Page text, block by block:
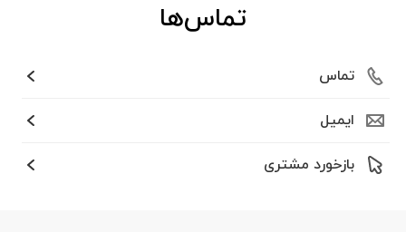
تماس‌ها
تماس
ایمیل
بازخورد مشتری